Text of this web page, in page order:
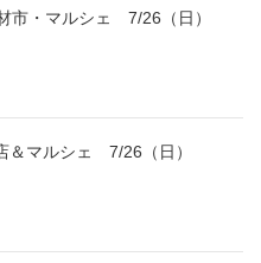
市・マルシェ 7/26（日）
＆マルシェ 7/26（日）